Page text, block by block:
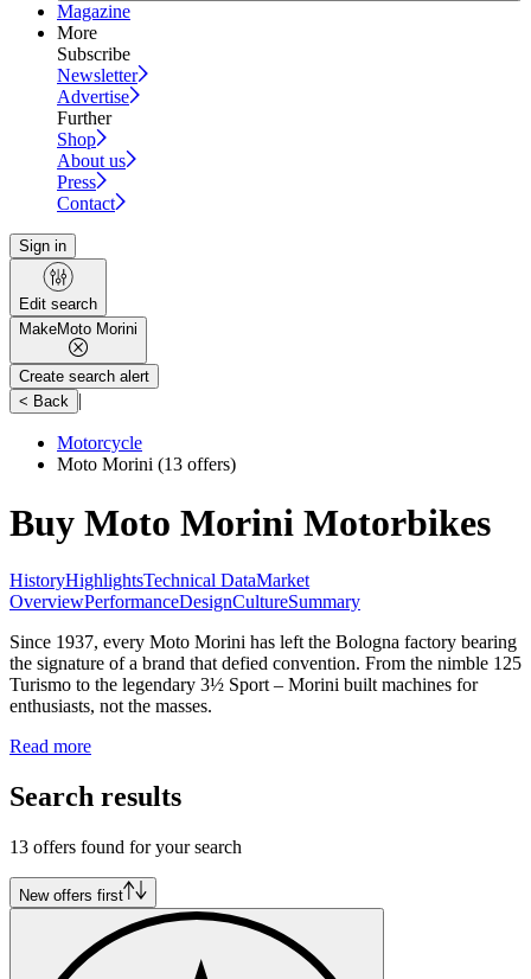
Magazine
More
Subscribe
Newsletter
Advertise
Further
Shop
About us
Press
Contact
Sign in
Edit search
MakeMoto Morini
Create search alert
< Back |
Motorcycle
Moto Morini (13 offers)
Buy Moto Morini Motorbikes
HistoryHighlightsTechnical DataMarket
OverviewPerformanceDesignCultureSummary
Since 1937, every Moto Morini has left the Bologna factory bearing
the signature of a brand that defied convention. From the nimble 125
Turismo to the legendary 3½ Sport – Morini built machines for
enthusiasts, not the masses.
Read more
Search results
13 offers found for your search
New offers first